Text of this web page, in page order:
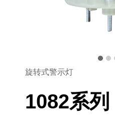
旋转式警示灯
1082系列